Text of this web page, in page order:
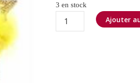
3 en stock
quantité
de
Ajouter